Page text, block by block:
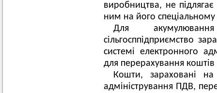
виробництва, не
ним на його спеціальному
Для
сільгосппідприємство
системі електронного
для перерахування
Кошти, зараховані
адміністрування ПДВ,